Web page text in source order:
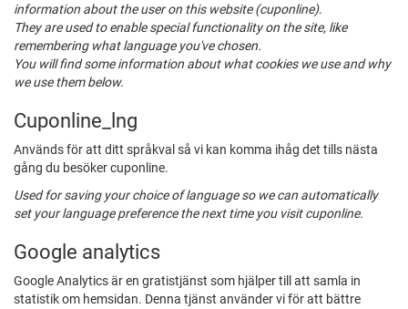
information about the user on this website (cuponline).
They are used to enable special functionality on the site, like
remembering what language you've chosen.
You will find some information about what cookies we use and why
we use them below.
Cuponline_lng
Används för att ditt språkval så vi kan komma ihåg det tills nästa
gång du besöker cuponline.
Used for saving your choice of language so we can automatically
set your language preference the next time you visit cuponline.
Google analytics
Google Analytics är en gratistjänst som hjälper till att samla in
statistik om hemsidan. Denna tjänst använder vi för att bättre